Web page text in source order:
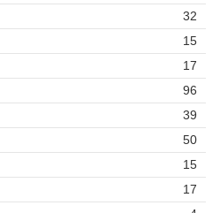
32
15
17
96
39
50
15
17